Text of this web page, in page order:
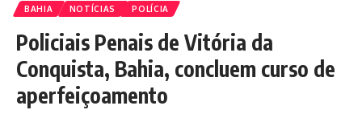
BAHIA NOTÍCIAS POLÍCIA
Policiais Penais de Vitória da
Conquista, Bahia, concluem curso de
aperfeiçoamento